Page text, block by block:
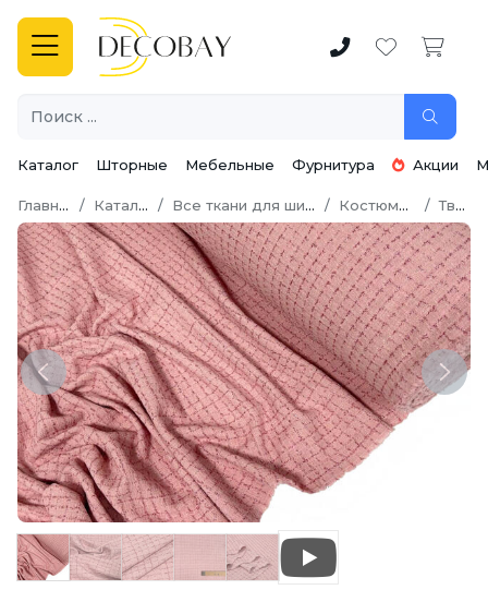
Каталог Шторные Мебельные Фурнитура Акции
Главная Каталог Все ткани для шитья Костюмная Твид
Previous Next